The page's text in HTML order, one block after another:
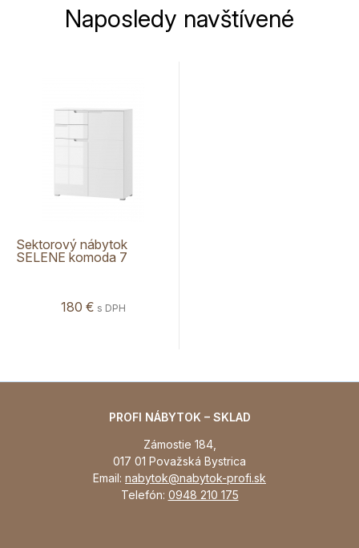
Naposledy navštívené
Sektorový nábytok
SELENE komoda 7
180 € s DPH
PROFI NÁBYTOK – SKLAD
Zámostie 184,
017 01 Považská Bystrica
Email: nabytok@nabytok-profi.sk
Telefón: 0948 210 175